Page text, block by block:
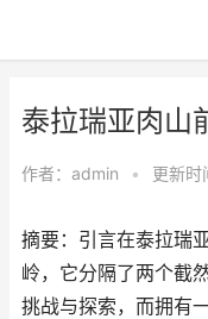
泰拉瑞亚肉山
作者： admin • 更新
摘要：引言在泰拉瑞
岭，它分隔了两个截
挑战与探索，而拥有